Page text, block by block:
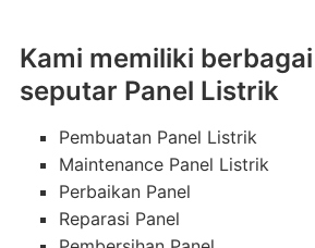
Kami memiliki
seputar Panel Listrik
Pembuatan Panel Listrik
Maintenance Panel Listrik
Perbaikan Panel
Reparasi Panel